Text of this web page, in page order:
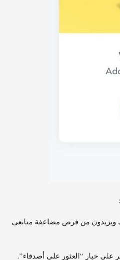
ويزيدون من فرص مضاعفة متابعي
على خيار “العثور على أصدقاء”.